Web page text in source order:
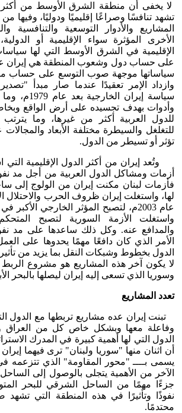
لا يخفى أن منطقة الشرق الأوسط من أكثر
تشهد تنافسًا وصراعًا إقليميًا ودوليًا، وفيها من
المشاريع والأدوار التوسعية والتنافسية
الأخرى المؤثرة سواء الإقليمية أو
الإقليمية في الشرق الأوسط التي لها
على حساب دول وشعوب المنطقة هي إيران
سياساتها موجهة صوب التوسع على حساب
وازداد الإمر تعقيدًا عندما صار مبدأ
سياسة إيران
وأدوات بهدف تجسيده على أرض الواقع
للدول العربية أكثر من غيرها، وما
للتغلغل والسيطرة مختلفة الأبعاد
تؤثر أو تسيطر من الدول.
وتُعد إيران من أكثر الدول الإقليمية
أزمات ومشاكل الدول العربية من أجل مد
فأزمات لبنان مكنت إيران من الولوج إلى
لها، واستغلت إيران ظروف الحرب والاحتلال
عام 2003م، لتصبح المؤثر الخارجي
واستغلت الأزمة السورية لتصبح
والمدافع عنه. وكل ذلك ساعدها على مد
الأمر الذي كان دافعًا مهمًا يحدوها على
الدول بخطوط وشبكات النقل بما يزيد من
لا يكون آخر هذه المشاريع هو مشروع
وسوريا الذي تسعى إليه إيران ليصلها بالبحر
تعدد المشاريع
تبنت إيران عده مشاريع تربطها مع الدول
وفاعلة معها وبشكل خاص كل من العراق
الدول التي لها أهمية كبيرة في المدرك
أن اثنان منها "سوريا ولبنان" ترى فيهما
يسمى بــــ "محور المقاومة" الذي تتزعمه
الآخر من الأهمية يتجلى بالوصول إلى
جزءًا مهمًا من الساحل الشرقي للبحر
نفوذًا وتأثيرًا في هذه المنطقة التي تشهد
محتدمًا.